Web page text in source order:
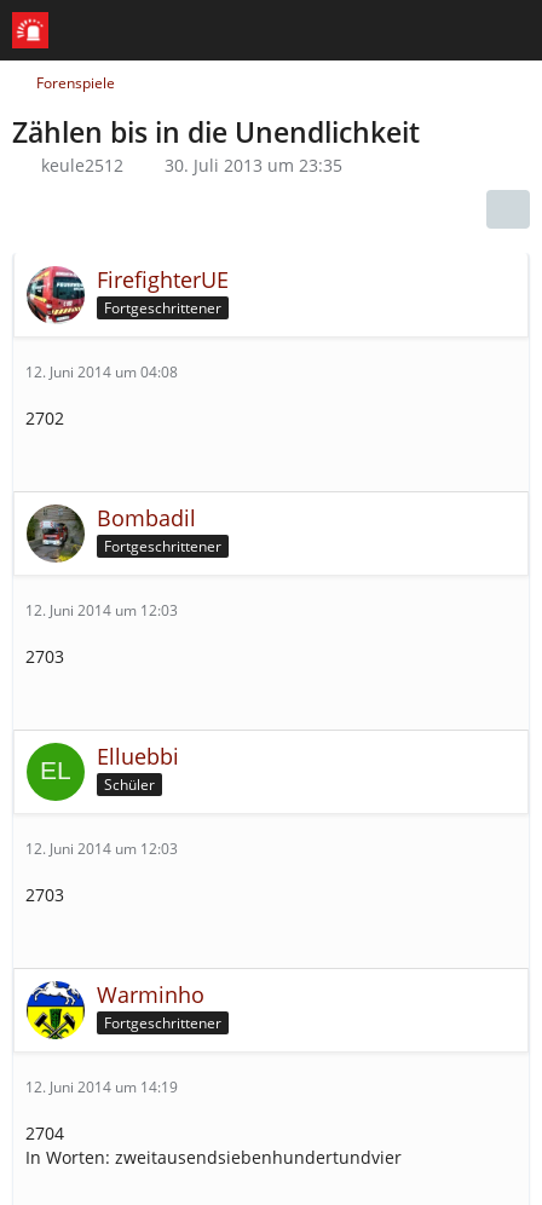
Forenspiele
Zählen bis in die Unendlichkeit
keule2512 30. Juli 2013 um 23:35
FirefighterUE
Fortgeschrittener
12. Juni 2014 um 04:08
2702
Bombadil
Fortgeschrittener
12. Juni 2014 um 12:03
2703
Elluebbi
Schüler
12. Juni 2014 um 12:03
2703
Warminho
Fortgeschrittener
12. Juni 2014 um 14:19
2704
In Worten: zweitausendsiebenhundertundvier